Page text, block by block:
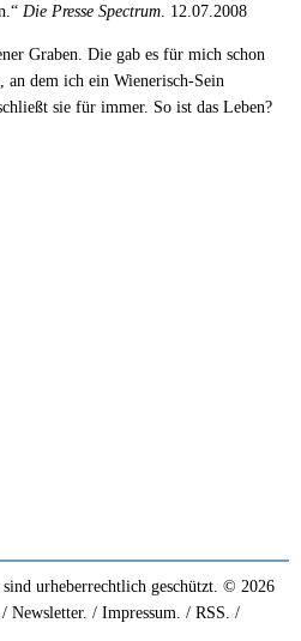
Die Presse Spectrum . 12.07.2008
Graben. Die gab es für mich schon
dem ich ein Wienerisch-Sein
sie für immer. So ist das Leben?
urheberrechtlich geschützt. © 2026
Newsletter. / Impressum. / RSS. /